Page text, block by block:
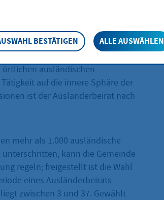
Interessen dieser
ein Berater der
da die Gemeindevertreter im
ausländischen
auf die innere Sphäre der
ist der Ausländerbeirat nach
mehr als 1.000 ausländische
unterschritten, kann die Gemeinde
regeln; freigestellt ist die Wahl
eines Ausländerbeirats
zwischen 3 und 37. Gewählt
BESTÄTIGEN ALLE AUSWÄHLEN